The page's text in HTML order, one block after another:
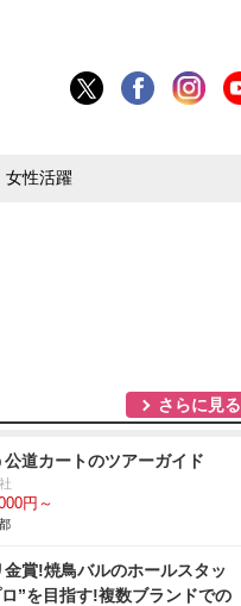
女性活躍
さらに見る
道カートのツアーガイド
円～
金賞!焼鳥バルのホールスタッ
”を目指す!複数ブランドでの